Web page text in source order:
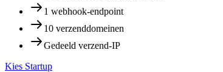
1 webhook-endpoint
10 verzenddomeinen
Gedeeld verzend-IP
Kies Startup